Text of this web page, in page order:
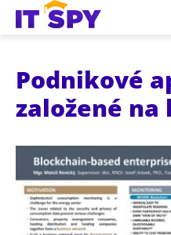
Podnikové
založené